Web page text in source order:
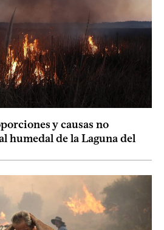
y causas no
humedal de la Laguna del